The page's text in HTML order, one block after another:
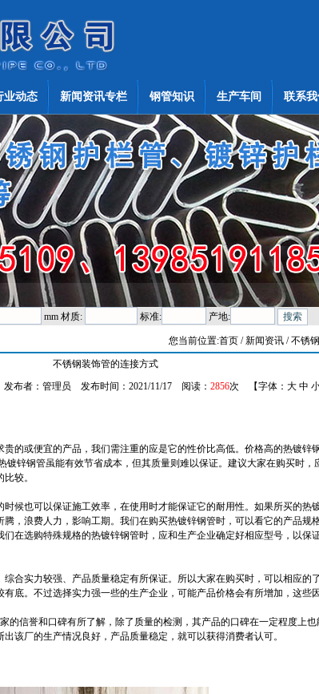
业动态 新闻资讯专栏 钢管知识 生产车间 联系我
mm 材质: 标准: 产地:
您当前位置:首页 / 新闻资讯 / 不锈
不锈钢装饰管的连接方式
发布者：管理员 发布时间：2021/11/17 阅读： 2856次 【字体： 大 中
的或便宜的产品，我们需注重的应是它的性价比高低。价格高的热镀锌
锌钢管虽能有效节省成本，但其质量则难以保证。建议大家在购买时，
较。
候也可以保证施工效率，在使用时才能保证它的耐用性。如果所买的热
，浪费人力，影响工期。我们在购买热镀锌钢管时，可以看它的产品规
在选购特殊规格的热镀锌钢管时，应和生产企业确定好相应型号，以保
合实力较强、产品质量稳定有所保证。所以大家在购买时，可以相应的
底。不过选择实力强一些的生产企业，可能产品价格会有所增加，这些
的信誉和口碑有所了解，除了质量的检测，其产品的口碑在一定程度上也
该厂的生产情况良好，产品质量稳定，就可以获得消费者认可。